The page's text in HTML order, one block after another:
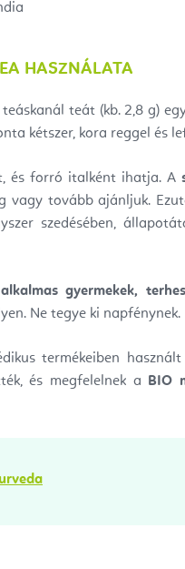
HASZNÁLATA
teáskanál teát (kb. 2,8 g)
kétszer, kora reggel és
és forró italként ihatja. A
vagy tovább ajánljuk.
szedésében,
gyermekek,
Ne tegye ki napfénynek.
termékeiben
és megfelelnek a BIO